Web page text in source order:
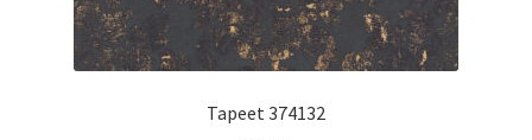
Tapeet 374132